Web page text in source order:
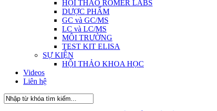
HỘI THẢO ROMER LABS
DƯỢC PHẨM
GC và GC/MS
LC và LC/MS
MÔI TRƯỜNG
TEST KIT ELISA
SỰ KIỆN
HỘI THẢO KHOA HỌC
Videos
Liên hệ